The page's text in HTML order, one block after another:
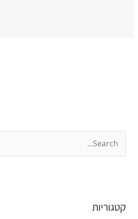
c
קטגוריות